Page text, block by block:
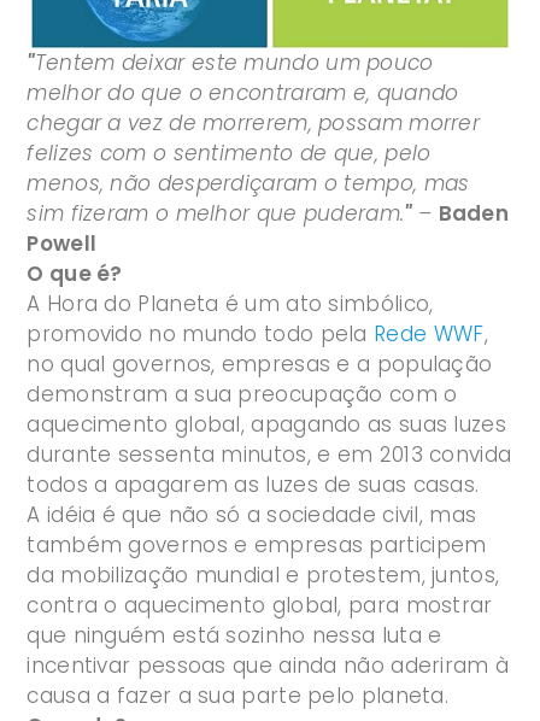
"Tentem deixar este mundo um pouco
melhor do que o encontraram e, quando
chegar a vez de morrerem, possam morrer
felizes com o sentimento de que, pelo
menos, não desperdiçaram o tempo, mas
sim fizeram o melhor que puderam." – Baden
Powell
O que é?
A Hora do Planeta é um ato simbólico,
promovido no mundo todo pela Rede WWF,
no qual governos, empresas e a população
demonstram a sua preocupação com o
aquecimento global, apagando as suas luzes
durante sessenta minutos, e em 2013 convida
todos a apagarem as luzes de suas casas.
A idéia é que não só a sociedade civil, mas
também governos e empresas participem
da mobilização mundial e protestem, juntos,
contra o aquecimento global, para mostrar
que ninguém está sozinho nessa luta e
incentivar pessoas que ainda não aderiram à
causa a fazer a sua parte pelo planeta.